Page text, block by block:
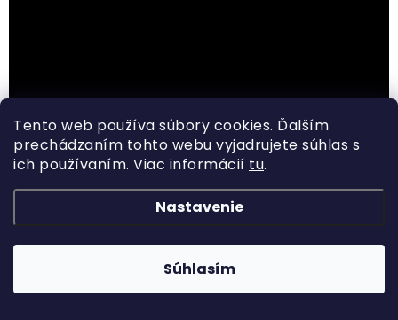
Tento web používa súbory cookies. Ďalším
prechádzaním tohto webu vyjadrujete súhlas s
ich používaním. Viac informácií tu.
Nastavenie
Súhlasím
Lechuza LS systém prináša množstvo výhod: